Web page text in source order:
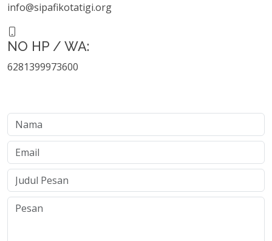
info@sipafikotatigi.org
NO HP / WA:
6281399973600